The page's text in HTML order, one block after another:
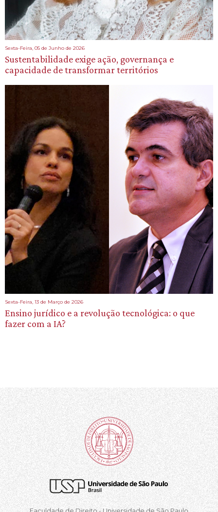
Sexta-Feira, 05 de Junho de 2026
Sustentabilidade exige ação, governança e
capacidade de transformar territórios
Sexta-Feira, 13 de Março de 2026
Ensino jurídico e a revolução tecnológica: o que
fazer com a IA?